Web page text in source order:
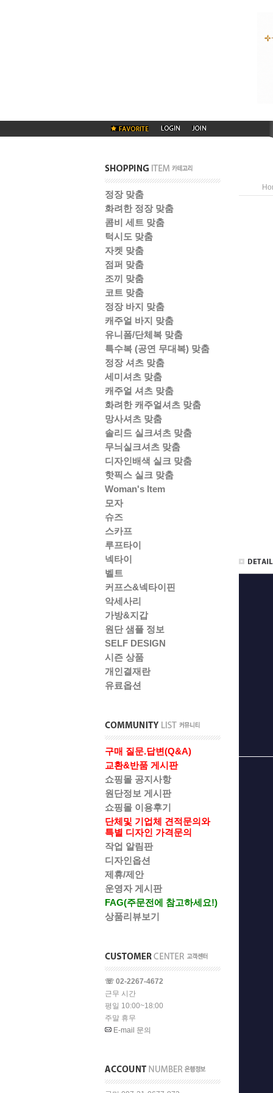
정장 맞춤
화려한 정장 맞춤
콤비 세트 맞춤
턱시도 맞춤
자켓 맞춤
점퍼 맞춤
조끼 맞춤
코트 맞춤
정장 바지 맞춤
캐주얼 바지 맞춤
유니폼/단체복 맞춤
특수복 (공연 무대복) 맞춤
정장 셔츠 맞춤
세미셔츠 맞춤
캐주얼 셔츠 맞춤
화려한 캐주얼셔츠 맞춤
망사셔츠 맞춤
솔리드 실크셔츠 맞춤
무늬실크셔츠 맞춤
디자인배색 실크 맞춤
핫픽스 실크 맞춤
Woman's Item
모자
슈즈
스카프
루프타이
넥타이
벨트
커프스&넥타이핀
악세사리
가방&지갑
원단 샘플 정보
SELF DESIGN
시즌 상품
개인결재란
유료옵션
구매 질문.답변(Q&A)
교환&반품 게시판
쇼핑몰 공지사항
원단정보 게시판
쇼핑몰 이용후기
단체및 기업체 견적문의와
특별 디자인 가격문의
작업 알림판
디자인옵션
제휴/제안
운영자 게시판
FAG(주문전에 참고하세요!)
상품리뷰보기
☏ 02-2267-4672
근무 시간
평일 10:00~18:00
주말 휴무
E-mail 문의